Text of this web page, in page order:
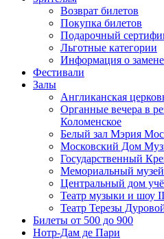
Возврат билетов
Покупка билетов
Подарочный
Льготные категории
Информация о
Фестивали
Залы
Англиканская
Органные вечера в
Коломенское
Белый зал Мэрия
Московский Дом
Государственный
Мемориальный
Центральный дом
Театр музыки и шоу
Театр Терезы
Билеты от 500 до 900
Нотр-Дам де Пари